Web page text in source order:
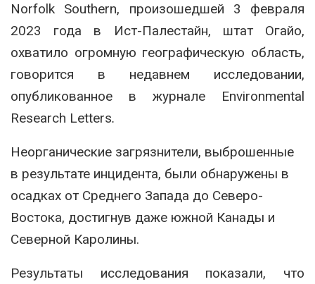
Norfolk Southern, произошедшей 3 февраля
2023 года в Ист-Палестайн, штат Огайо,
охватило огромную географическую область,
говорится в недавнем исследовании,
опубликованное в журнале Environmental
Research Letters.
Неорганические загрязнители, выброшенные
в результате инцидента, были обнаружены в
осадках от Среднего Запада до Северо-
Востока, достигнув даже южной Канады и
Северной Каролины.
Результаты исследования показали, что